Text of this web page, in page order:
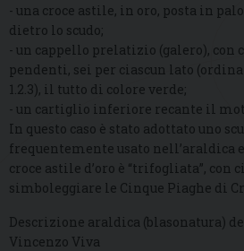
- una croce astile, in oro, posta in
dietro lo scudo;
- un cappello prelatizio (galero), con
pendenti, sei per ciascun lato
1.2.3), il tutto di colore verde;
- un cartiglio inferiore recante il
In questo caso è stato adottato uno
frequentemente usato nell’araldica
croce astile d’oro è “trifogliata”, con
simboleggiare le Cinque Piaghe di
Descrizione araldica (blasonatura)
Vincenzo Viva